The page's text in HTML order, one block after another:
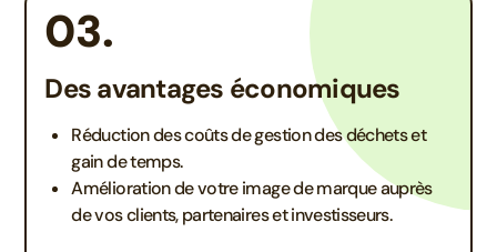
03.
Des avantages économiques
Réduction des coûts de gestion des déchets et
gain de temps.
Amélioration de votre image de marque auprès
de vos clients, partenaires et investisseurs.